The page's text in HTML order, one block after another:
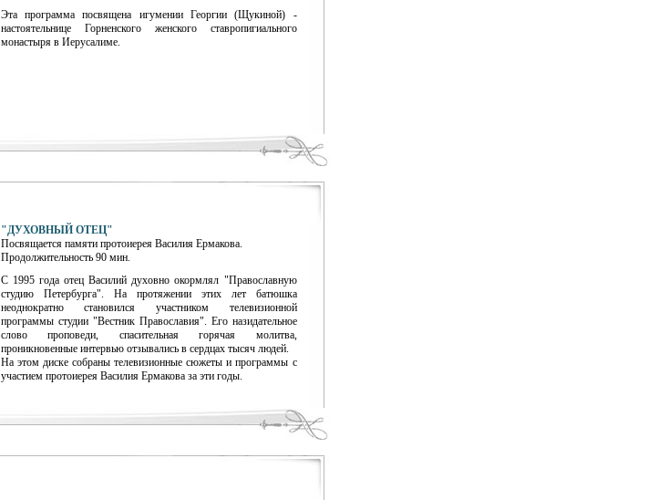
Эта программа посвящена игумении Георгии (Щукиной) -
настоятельнице Горненского женского ставропигиального
монастыря в Иерусалиме.
"ДУХОВНЫЙ ОТЕЦ"
Посвящается памяти протоиерея Василия Ермакова.
Продолжительность 90 мин.
С 1995 года отец Василий духовно окормлял "Православную
студию Петербурга". На протяжении этих лет батюшка
неоднократно становился участником телевизионной
программы студии "Вестник Православия". Его назидательное
слово проповеди, спасительная горячая молитва,
проникновенные интервью отзывались в сердцах тысяч людей.
На этом диске собраны телевизионные сюжеты и программы с
участием протоиерея Василия Ермакова за эти годы.